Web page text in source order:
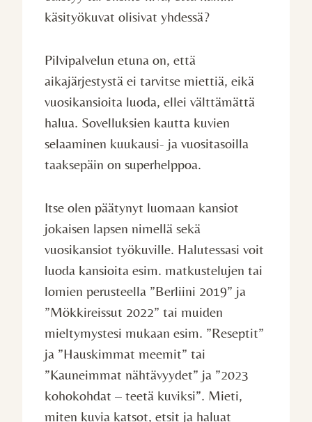
käsityökuvat olisivat yhdessä?
Pilvipalvelun etuna on, että
aikajärjestystä ei tarvitse miettiä, eikä
vuosikansioita luoda, ellei välttämättä
halua. Sovelluksien kautta kuvien
selaaminen kuukausi- ja vuositasoilla
taaksepäin on superhelppoa.
Itse olen päätynyt luomaan kansiot
jokaisen lapsen nimellä sekä
vuosikansiot työkuville. Halutessasi voit
luoda kansioita esim. matkustelujen tai
lomien perusteella ”Berliini 2019” ja
”Mökkireissut 2022” tai muiden
mieltymystesi mukaan esim. ”Reseptit”
ja ”Hauskimmat meemit” tai
”Kauneimmat nähtävyydet” ja ”2023
kohokohdat – teetä kuviksi”. Mieti,
miten kuvia katsot, etsit ja haluat